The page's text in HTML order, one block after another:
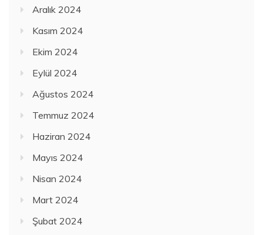
Aralık 2024
Kasım 2024
Ekim 2024
Eylül 2024
Ağustos 2024
Temmuz 2024
Haziran 2024
Mayıs 2024
Nisan 2024
Mart 2024
Şubat 2024